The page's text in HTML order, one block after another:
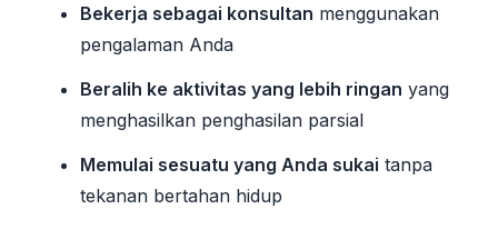
Bekerja sebagai konsultan menggunakan
pengalaman Anda
Beralih ke aktivitas yang lebih ringan yang
menghasilkan penghasilan parsial
Memulai sesuatu yang Anda sukai tanpa
tekanan bertahan hidup